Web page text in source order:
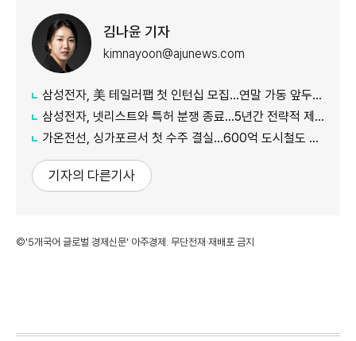
김나윤 기자
kimnayoon@ajunews.com
삼성전자, 美 테일러팹 첫 인턴십 모집…연말 가동 앞두고 '인재 선점' 총력
삼성전자, 넷리스트와 특허 분쟁 종료…5년간 전략적 제휴
가온전선, 싱가포르서 첫 수주 결실…600억 도시철도 케이블 공급
기자의 다른기사
©'5개국어 글로벌 경제신문' 아주경제. 무단전재·재배포 금지